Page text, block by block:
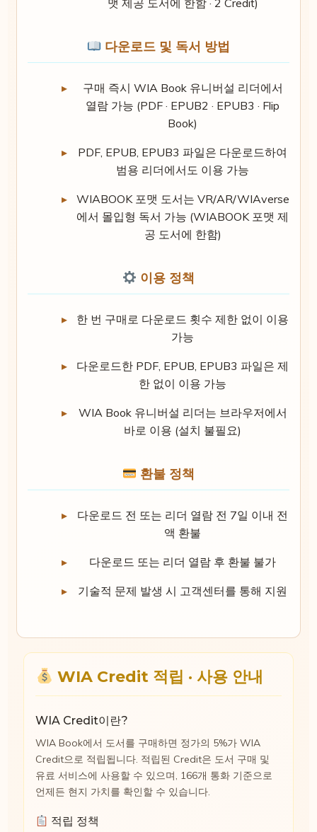
맷 제공 도서에 한함 · 2 Credit)
다운로드 및 독서 방법
구매 즉시 WIA Book 유니버설 리더에서
열람 가능 (PDF · EPUB2 · EPUB3 · Flip
Book)
PDF, EPUB, EPUB3 파일은 다운로드하여
범용 리더에서도 이용 가능
WIABOOK 포맷 도서는 VR/AR/WIAverse
에서 몰입형 독서 가능 (WIABOOK 포맷 제
공 도서에 한함)
이용 정책
한 번 구매로 다운로드 횟수 제한 없이 이용
가능
다운로드한 PDF, EPUB, EPUB3 파일은 제
한 없이 이용 가능
WIA Book 유니버설 리더는 브라우저에서
바로 이용 (설치 불필요)
환불 정책
다운로드 전 또는 리더 열람 전 7일 이내 전
액 환불
다운로드 또는 리더 열람 후 환불 불가
기술적 문제 발생 시 고객센터를 통해 지원
WIA Credit 적립 · 사용 안내
WIA Credit이란?
WIA Book에서 도서를 구매하면 정가의 5%가 WIA
Credit으로 적립됩니다. 적립된 Credit은 도서 구매 및
유료 서비스에 사용할 수 있으며, 166개 통화 기준으로
언제든 현지 가치를 확인할 수 있습니다.
적립 정책